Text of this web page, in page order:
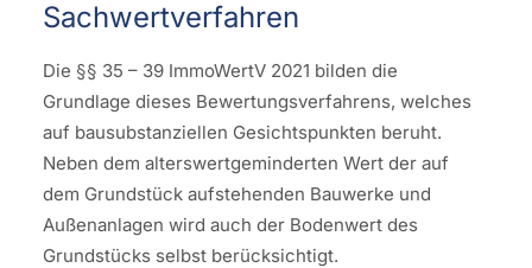
Sachwertverfahren
Die §§ 35 – 39 ImmoWertV 2021 bilden die
Grundlage dieses Bewertungsverfahrens, welches
auf bausubstanziellen Gesichtspunkten beruht.
Neben dem alterswertgeminderten Wert der auf
dem Grundstück aufstehenden Bauwerke und
Außenanlagen wird auch der Bodenwert des
Grundstücks selbst berücksichtigt.